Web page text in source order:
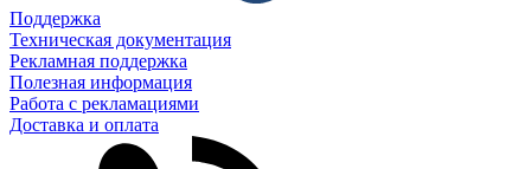
Поддержка
Техническая документация
Рекламная поддержка
Полезная информация
Работа с рекламациями
Доставка и оплата